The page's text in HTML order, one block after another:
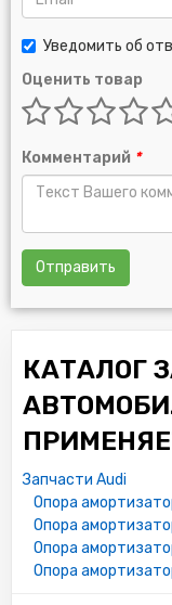
Уведомить об
Оценить товар
Комментарий *
Отправить
КАТАЛОГ
Запчасти Audi
Опора
Опора
Опора
Опора